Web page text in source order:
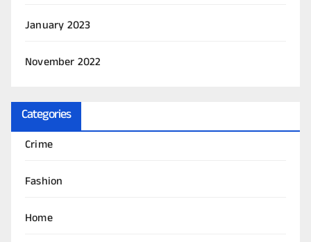
January 2023
November 2022
Categories
Crime
Fashion
Home